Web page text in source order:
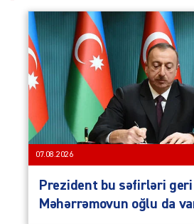
07.08.2026
Prezident bu səfirləri geri
Məhərrəmovun oğlu da